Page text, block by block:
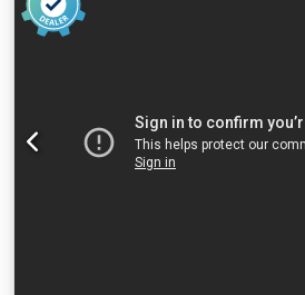
Codpfjyqvrisx Aagoha Data teknis
produsen atau operator dan oleh
di gudang Luas gudang lebih dari
crane 70 ton Lebih dari 10.000 item
Anda Jika Anda ingin menjual